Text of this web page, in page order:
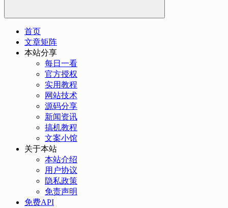
首页
文章矩阵
本站分享
每日一看
官方授权
实用教程
网站技术
源码分享
新闻资讯
搞机教程
文案小馆
关于本站
本站介绍
用户协议
隐私政策
免责声明
免费API